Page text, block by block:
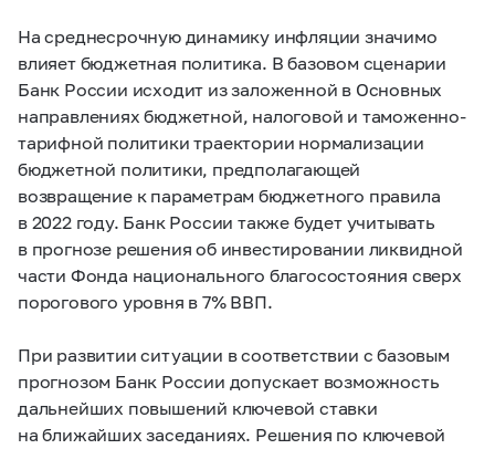
На среднесрочную динамику инфляции значимо
влияет бюджетная политика. В базовом сценарии
Банк России исходит из заложенной в Основных
направлениях бюджетной, налоговой и таможенно-
тарифной политики траектории нормализации
бюджетной политики, предполагающей
возвращение к параметрам бюджетного правила
в 2022 году. Банк России также будет учитывать
в прогнозе решения об инвестировании ликвидной
части Фонда национального благосостояния сверх
порогового уровня в 7% ВВП.
При развитии ситуации в соответствии с базовым
прогнозом Банк России допускает возможность
дальнейших повышений ключевой ставки
на ближайших заседаниях. Решения по ключевой